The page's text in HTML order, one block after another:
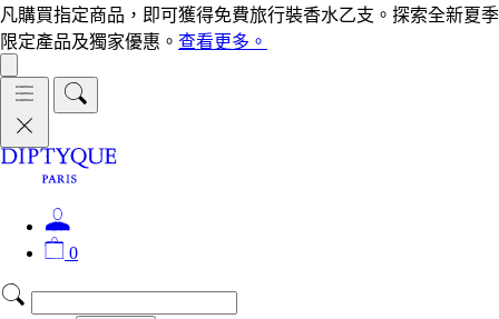
凡購買指定商品，即可獲得免費旅行裝香水乙支。探索全新夏季
限定產品及獨家優惠。 查看更多。
0